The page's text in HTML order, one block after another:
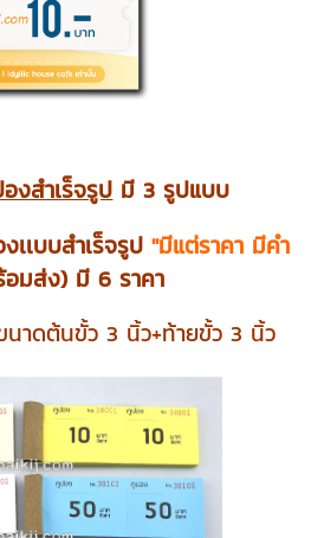
งสำเร็จรูป มี 3 รูปแบบ
เเบบสำเร็จรูป "มีแต่ราคา มีคำ
มส่ง) มี 6 ราคา
าดต้นขั้ว 3 นิ้ว+ท้ายขั้ว 3 นิ้ว